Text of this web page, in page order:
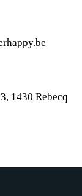
1430 Rebecq